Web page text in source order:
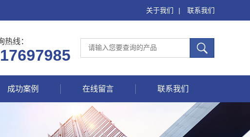
关于我们 | 联系我们
热线：
成功案例 在线留言 联系我们